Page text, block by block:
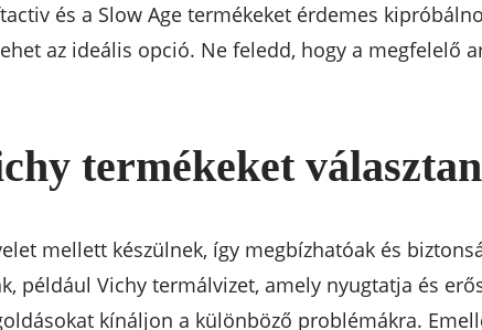
és a Slow Age termékeket érdemes
az ideális opció. Ne feledd, hogy a megfelelő
termékeket
mellett készülnek, így megbízhatóak és
például Vichy termálvizet, amely nyugtatja és
kínáljon a különböző problémákra.